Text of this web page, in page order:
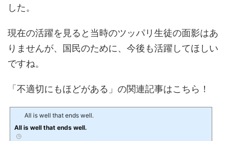
した。
現在の活躍を見ると当時のツッパリ生徒の面影はあ
りませんが、国民のために、今後も活躍してほしい
ですね。
「不適切にもほどがある」の関連記事はこちら！
All is well that ends well.
All is well that ends well.